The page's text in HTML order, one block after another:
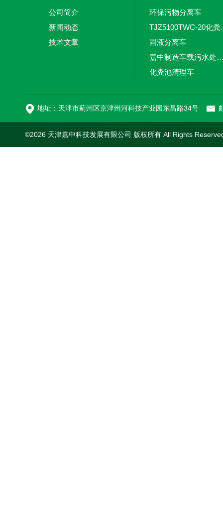
公司简介
新闻动态
技术文章
环保污物分离车
固液分离车
嘉中制造车载污水处理设备-环
化粪池清理车
地址：天津市蓟州区京津州河科技产业园东昌路34号
©2026 天津嘉中科技发展有限公司 版权所有 All Rights